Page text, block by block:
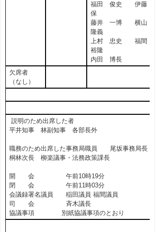
福田 俊史 伊藤
保
藤井 一博 横山
隆義
上村 忠史 福間
裕隆
内田 博長
欠席者
（なし）
説明のため出席した者
平井知事 林副知事 各部長外
職務のため出席した事務局職員 尾坂事務局長
桐林次長 柳楽議事・法務政策課長
開 会 午前10時19分
閉 会 午前11時03分
会議録署名議員 稲田議員 福間議員
司 会 斉木議長
協議事項 別紙協議事項のとおり